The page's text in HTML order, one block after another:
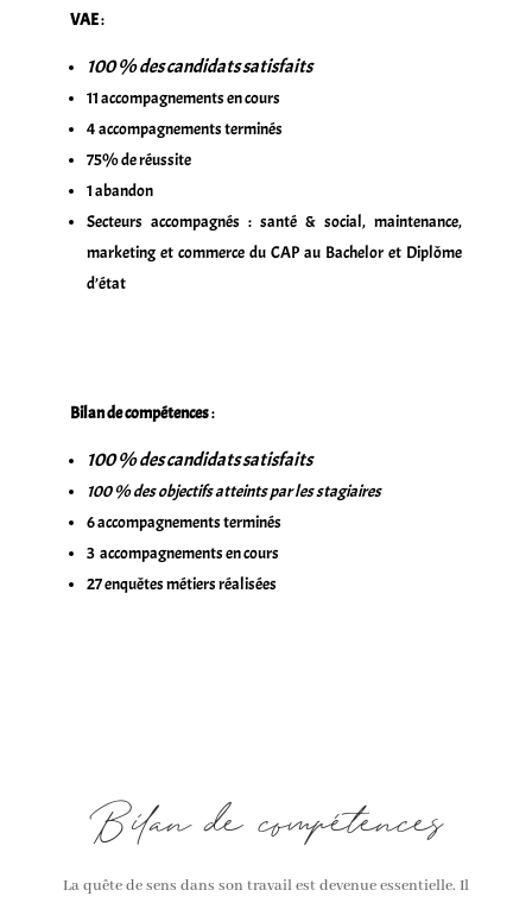
VAE:
100 % des candidats satisfaits
11 accompagnements en cours
4 accompagnements terminés
75% de réussite
1 abandon
Secteurs accompagnés : santé & social, maintenance,
marketing et commerce du CAP au Bachelor et Diplôme
d’état
Bilan de compétences:
100 % des candidats satisfaits
100 % des objectifs atteints par les stagiaires
6 accompagnements terminés
3 accompagnements en cours
27 enquêtes métiers réalisées
Bilan de compétences
La quête de sens dans son travail est devenue essentielle. Il